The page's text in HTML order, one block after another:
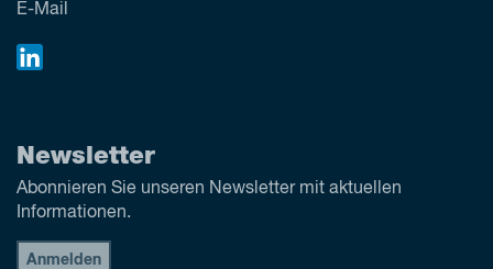
E-Mail
Newsletter
Abonnieren Sie unseren Newsletter mit aktuellen
Informationen.
Anmelden